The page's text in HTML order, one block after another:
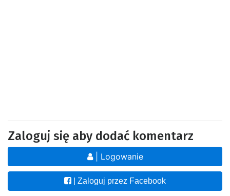
Zaloguj się aby dodać komentarz
| Logowanie
| Zaloguj przez Facebook